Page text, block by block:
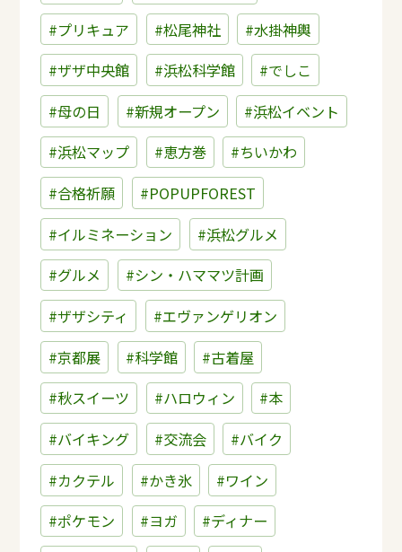
#プリキュア
#松尾神社
#水掛神輿
#ザザ中央館
#浜松科学館
#でしこ
#母の日
#新規オープン
#浜松イベント
#浜松マップ
#恵方巻
#ちいかわ
#合格祈願
#POPUPFOREST
#イルミネーション
#浜松グルメ
#グルメ
#シン・ハママツ計画
#ザザシティ
#エヴァンゲリオン
#京都展
#科学館
#古着屋
#秋スイーツ
#ハロウィン
#本
#バイキング
#交流会
#バイク
#カクテル
#かき氷
#ワイン
#ポケモン
#ヨガ
#ディナー